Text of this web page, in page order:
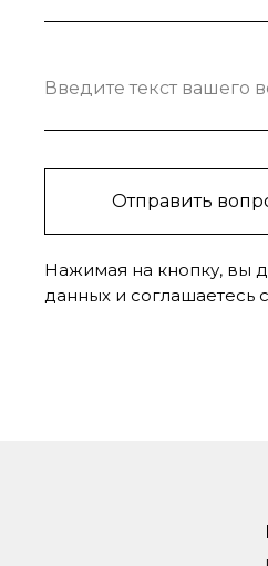
Введите текст вашего
Отправить
Нажимая на кнопку, вы
данных и соглашаетесь c